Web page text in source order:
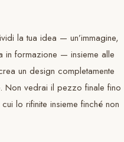
la tua idea — un’immagine,
in formazione — insieme alle
un design completamente
Non vedrai il pezzo finale fino
lo rifinite insieme finché non